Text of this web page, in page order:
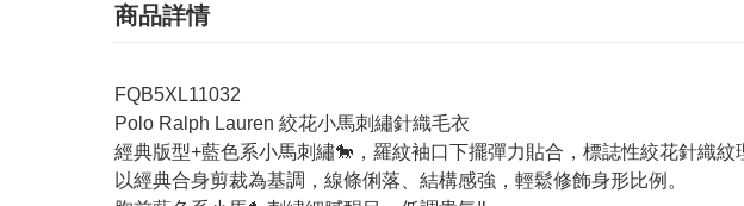
商品詳情
FQB5XL11032
Polo Ralph Lauren 絞花小馬刺繡針織毛衣
經典版型+藍色系小馬刺繡🐎，羅紋袖口下擺彈力貼合，標誌性絞花針織
以經典合身剪裁為基調，線條俐落、結構感強，輕鬆修飾身形比例。